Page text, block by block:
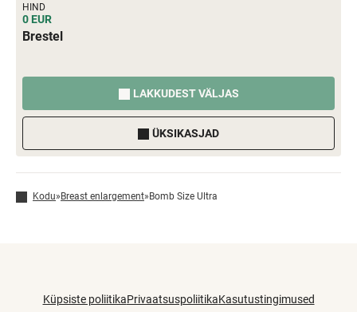
HIND
0 EUR
Brestel
LAKKUDEST VÄLJAS
ÜKSIKASJAD
Kodu» Breast enlargement» Bomb Size Ultra
Küpsiste poliitikaPrivaatsuspoliitikaKasutustingimused